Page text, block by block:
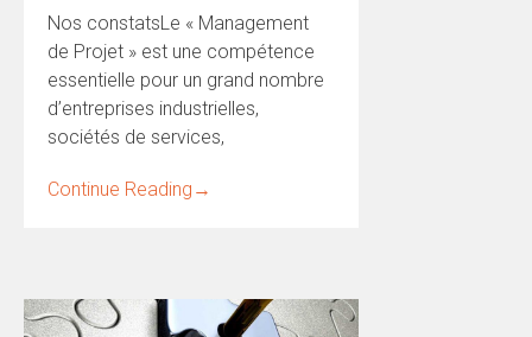
Nos constatsLe « Management
de Projet » est une compétence
essentielle pour un grand nombre
d’entreprises industrielles,
sociétés de services,
Continue Reading →